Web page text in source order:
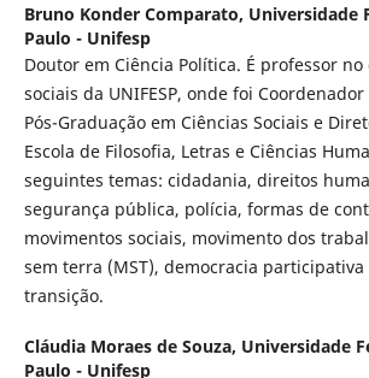
Bruno Konder Comparato, Universidade
Paulo - Unifesp
Doutor em Ciência Política. É professor
sociais da UNIFESP, onde foi
Pós-Graduação em Ciências Sociais e
Escola de Filosofia, Letras e Ciências
seguintes temas: cidadania, direitos
segurança pública, polícia, formas de
movimentos sociais, movimento dos
sem terra (MST), democracia
transição.
Cláudia Moraes de Souza, Universidade
Paulo - Unifesp